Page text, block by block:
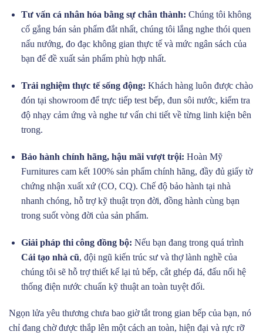
Tư vấn cá nhân hóa bằng sự chân thành: Chúng tôi không
cố gắng bán sản phẩm đắt nhất, chúng tôi lắng nghe thói quen
nấu nướng, đo đạc không gian thực tế và mức ngân sách của
bạn để đề xuất sản phẩm phù hợp nhất.
Trải nghiệm thực tế sống động: Khách hàng luôn được chào
đón tại showroom để trực tiếp test bếp, đun sôi nước, kiểm tra
độ nhạy cảm ứng và nghe tư vấn chi tiết về từng linh kiện bên
trong.
Bảo hành chính hãng, hậu mãi vượt trội: Hoàn Mỹ
Furnitures cam kết 100% sản phẩm chính hãng, đầy đủ giấy tờ
chứng nhận xuất xứ (CO, CQ). Chế độ bảo hành tại nhà
nhanh chóng, hỗ trợ kỹ thuật trọn đời, đồng hành cùng bạn
trong suốt vòng đời của sản phẩm.
Giải pháp thi công đồng bộ: Nếu bạn đang trong quá trình
Cải tạo nhà cũ, đội ngũ kiến trúc sư và thợ lành nghề của
chúng tôi sẽ hỗ trợ thiết kế lại tủ bếp, cắt ghép đá, đấu nối hệ
thống điện nước chuẩn kỹ thuật an toàn tuyệt đối.
Ngọn lửa yêu thương chưa bao giờ tắt trong gian bếp của bạn, nó
chỉ đang chờ được thắp lên một cách an toàn, hiện đại và rực rỡ